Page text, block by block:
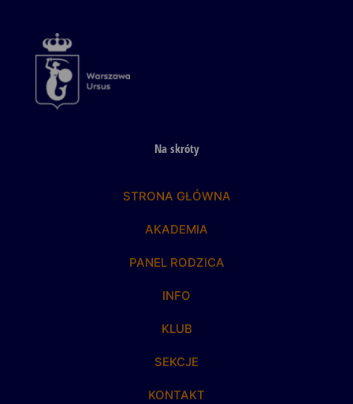
Na skróty
STRONA GŁÓWNA
AKADEMIA
PANEL RODZICA
INFO
KLUB
SEKCJE
KONTAKT